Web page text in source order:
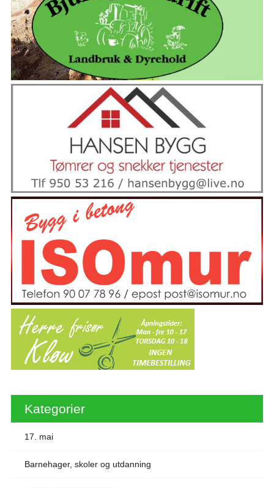
Kategorier
17. mai
Barnehager, skoler og utdanning